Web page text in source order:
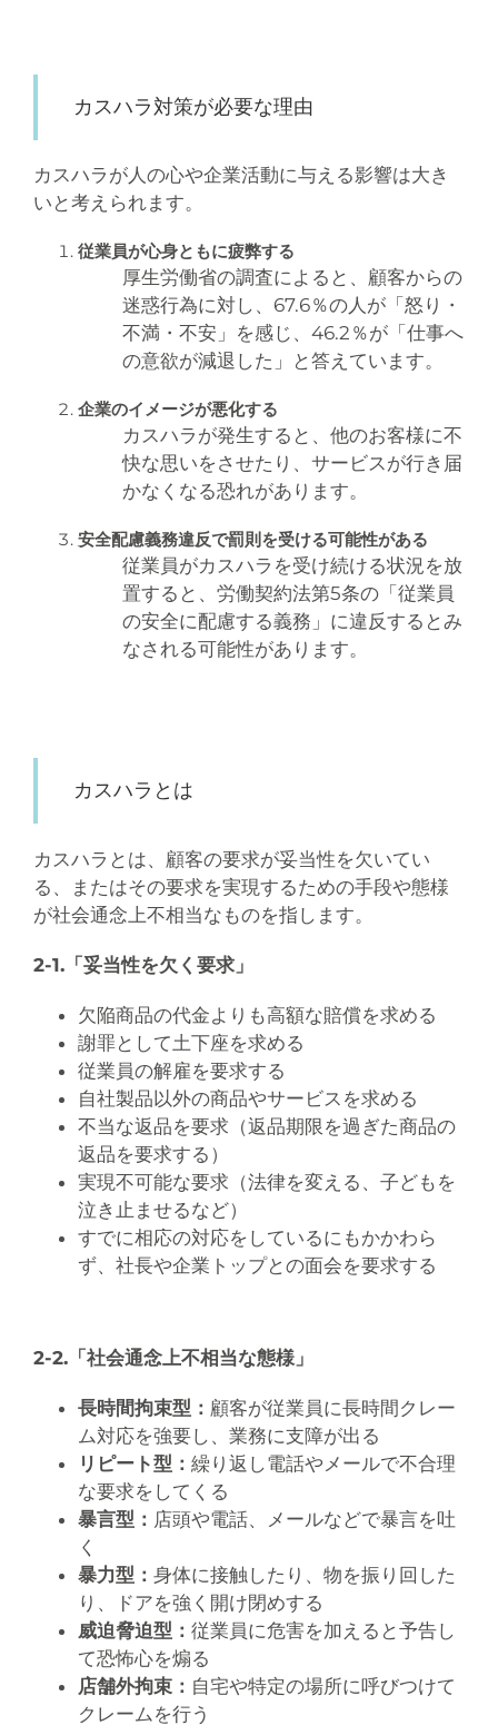
カスハラ対策が必要な理由
カスハラが人の心や企業活動に与える影響は大き
いと考えられます。
従業員が心身ともに疲弊する
厚生労働省の調査によると、顧客からの
迷惑行為に対し、67.6％の人が「怒り・
不満・不安」を感じ、46.2％が「仕事へ
の意欲が減退した」と答えています。
企業のイメージが悪化する
カスハラが発生すると、他のお客様に不
快な思いをさせたり、サービスが行き届
かなくなる恐れがあります。
安全配慮義務違反で罰則を受ける可能性がある
従業員がカスハラを受け続ける状況を放
置すると、労働契約法第5条の「従業員
の安全に配慮する義務」に違反するとみ
なされる可能性があります。
カスハラとは
カスハラとは、顧客の要求が妥当性を欠いてい
る、またはその要求を実現するための手段や態様
が社会通念上不相当なものを指します。
2-1.「妥当性を欠く要求」
欠陥商品の代金よりも高額な賠償を求める
謝罪として土下座を求める
従業員の解雇を要求する
自社製品以外の商品やサービスを求める
不当な返品を要求（返品期限を過ぎた商品の
返品を要求する）
実現不可能な要求（法律を変える、子どもを
泣き止ませるなど）
すでに相応の対応をしているにもかかわら
ず、社長や企業トップとの面会を要求する
2-2.「社会通念上不相当な態様」
長時間拘束型： 顧客が従業員に長時間クレー
ム対応を強要し、業務に支障が出る
リピート型： 繰り返し電話やメールで不合理
な要求をしてくる
暴言型： 店頭や電話、メールなどで暴言を吐
く
暴力型： 身体に接触したり、物を振り回した
り、ドアを強く開け閉めする
威迫脅迫型： 従業員に危害を加えると予告し
て恐怖心を煽る
店舗外拘束： 自宅や特定の場所に呼びつけて
クレームを行う